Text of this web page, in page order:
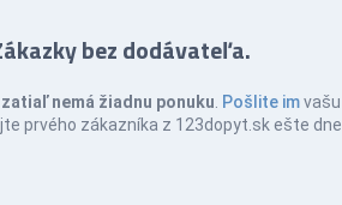
bez dodávateľa.
nemá žiadnu ponuku Pošlite imvašu
prvého zákazníka z 123dopyt.sk ešte